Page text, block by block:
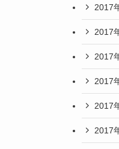
2017
2017
2017
2017
2017
2017